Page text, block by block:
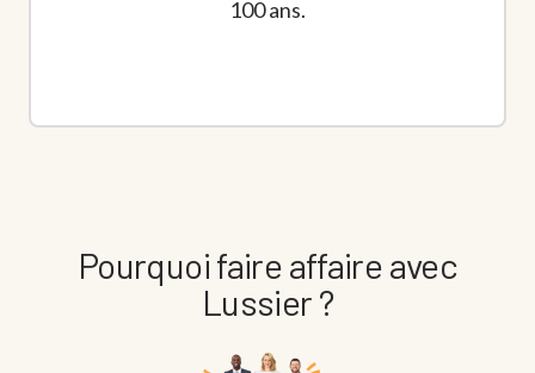
100 ans.
Pourquoi faire affaire avec
Lussier ?